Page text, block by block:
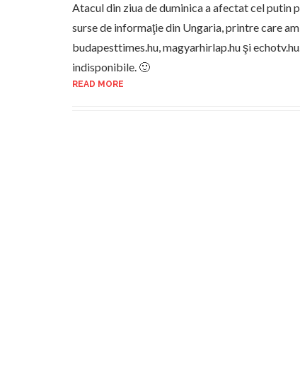
Atacul din ziua de duminica a afectat cel putin
surse de informaţie din Ungaria, printre care
budapesttimes.hu, magyarhirlap.hu şi
indisponibile. 🙂
READ MORE